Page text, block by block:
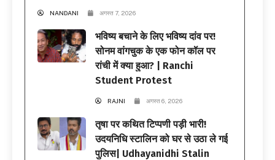
NANDANI अगस्त 7, 2026
भविष्य बचाने के लिए भविष्य दांव पर!
सोनम वांगचुक के एक फोन कॉल पर
रांची में क्या हुआ? | Ranchi
Student Protest
RAJNI अगस्त 6, 2026
तृषा पर कथित टिप्पणी पड़ी भारी!
उदयनिधि स्टालिन को घर से उठा ले गई
पुलिस| Udhayanidhi Stalin